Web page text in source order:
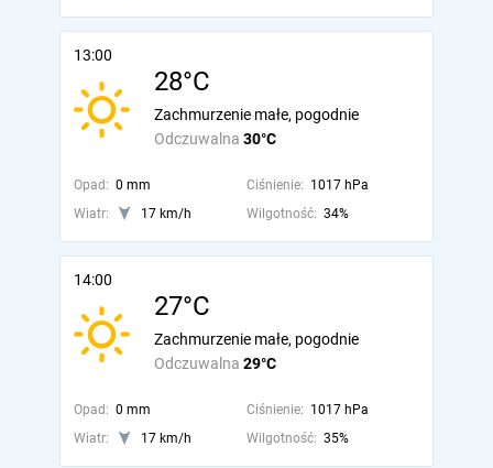
13:00
28°C
Odczuwalna 30°C
Zachmurzenie małe, pogodnie
Opad: 0 mm Ciśnienie: 1017 hPa
Wiatr:
17 km/h Wilgotność: 34%
14:00
27°C
Odczuwalna 29°C
Zachmurzenie małe, pogodnie
Opad: 0 mm Ciśnienie: 1017 hPa
Wiatr:
17 km/h Wilgotność: 35%